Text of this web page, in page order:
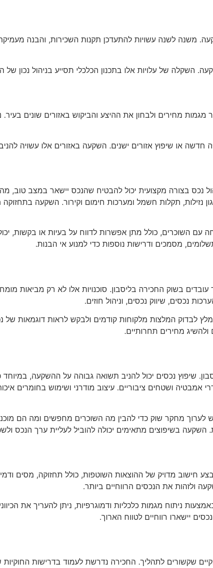
משנה לשנה עשויות להתעדכן תקנות השכירות, והבנה
השקלה של עלויות אלו בתכנון הכלכלי תסייע בניהול נכון של
מחירים ולבחון את ההיצע והביקוש באזורים שונים בעיר.
או שיפוץ אזורים ישנים. השקעה באזורים אלו עשויה
נכס בצורה מקצועית יכול להבטיח שהנכס יישאר במצב טוב,
נזילות, תקלות חשמל ומערכות חימום וקירור. השקעה
עם השוכרים, כולל מתן אפשרות לדווח על בעיות או בקשות,
מסמכים ודרישות נוספות כדי למנוע אי הבנות.
עובדים בשוק החכירה בליסבון. סוכנויות אלו לא רק מביאות
נכסים, שיווק נכסים, וניהול חוזים.
לבדוק המלצות מלקוחות קודמים ולבקש לראות דוגמאות של
מחירים תחרותיים.
שיפוץ נכסים יכול להניב תשואה גבוהה על ההשקעה,
ושטחים ציבוריים. עיצוב מודרני ושימוש בחומרים
מחקר שוק כדי להבין מה השוכרים מחפשים ומה הם
השקעה בשיפוצים מתאימים יכולה להוביל לעליית ערך הנכס
חישוב מדויק של ההוצאות השוטפות, כולל תחזוקה, מסים ודמי
ולזהות את הנכסים הרווחיים ביותר.
ניתוח מגמות כלכליות ודמוגרפיות, ניתן להעריך את
יישארו רווחיים לטווח הארוך.
שקשורים לתהליך. החכירה נדרשת לעמוד בדרישות